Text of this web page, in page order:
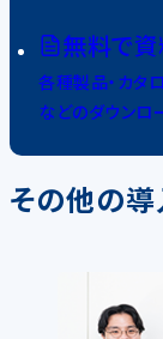
無料で
各種製品・カタ
などのダウンロ
その他の